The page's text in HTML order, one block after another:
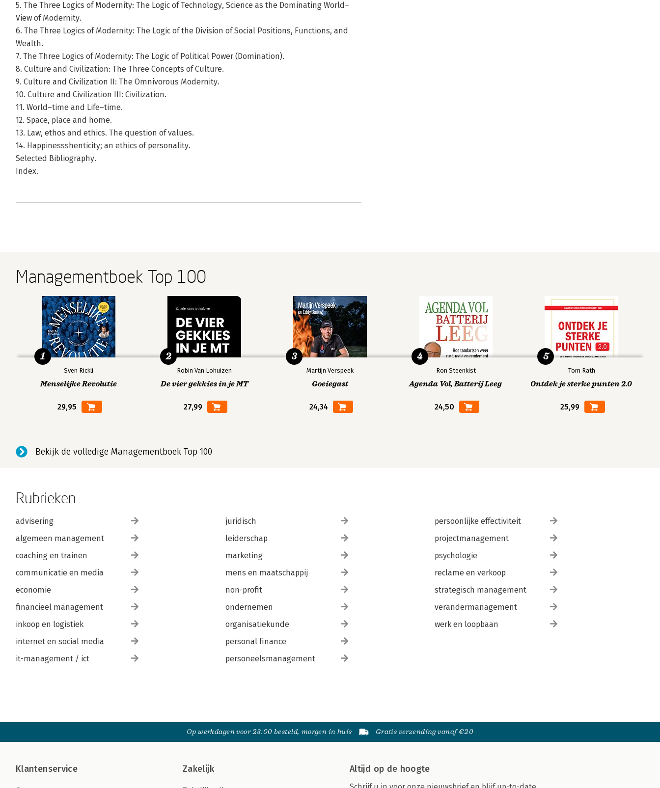
5. The Three Logics of Modernity: The Logic of Technology, Science as the Dominating World–
View of Modernity.
6. The Three Logics of Modernity: The Logic of the Division of Social Positions, Functions, and
Wealth.
7. The Three Logics of Modernity: The Logic of Political Power (Domination).
8. Culture and Civilization: The Three Concepts of Culture.
9. Culture and Civilization II: The Omnivorous Modernity.
10. Culture and Civilization III: Civilization.
11. World–time and Life–time.
12. Space, place and home.
13. Law, ethos and ethics. The question of values.
14. Happinessshenticity; an ethics of personality.
Selected Bibliography.
Index.
Managementboek Top 100
Sven Rickli
Menselijke Revolutie
29,95
1
Robin Van Lohuizen
De vier gekkies in je MT
27,99
2
Martijn Verspeek
Goeiegast
24,34
3
Ron Steenkist
Agenda Vol, Batterij Leeg
24,50
4
Tom Rath
Ontdek je sterke punten 2.0
25,99
5
Bekijk de volledige Managementboek Top 100
Rubrieken
advisering
algemeen management
coaching en trainen
communicatie en media
economie
financieel management
inkoop en logistiek
internet en social media
it-management / ict
juridisch
leiderschap
marketing
mens en maatschappij
non-profit
ondernemen
organisatiekunde
personal finance
personeelsmanagement
persoonlijke effectiviteit
projectmanagement
psychologie
reclame en verkoop
strategisch management
verandermanagement
werk en loopbaan
Op werkdagen voor 23:00 besteld, morgen in huis Gratis verzending vanaf €20
Klantenservice Zakelijk Altijd op de hoogte